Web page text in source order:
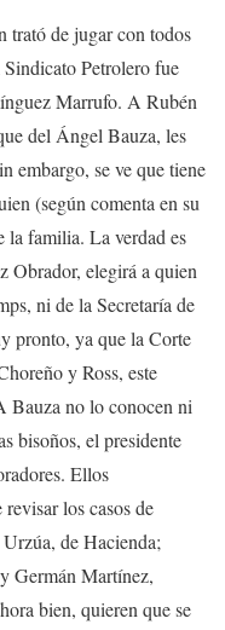
de jugar con todos
Sindicato Petrolero fue
Marrufo. A Rubén
del Ángel Bauza, les
embargo, se ve que tiene
(según comenta en su
la familia. La verdad es
Obrador, elegirá a quien
ni de la Secretaría de
pronto, ya que la Corte
y Ross, este
Bauza no lo conocen ni
bisoños, el presidente
Ellos
los casos de
de Hacienda;
Germán Martínez,
bien, quieren que se